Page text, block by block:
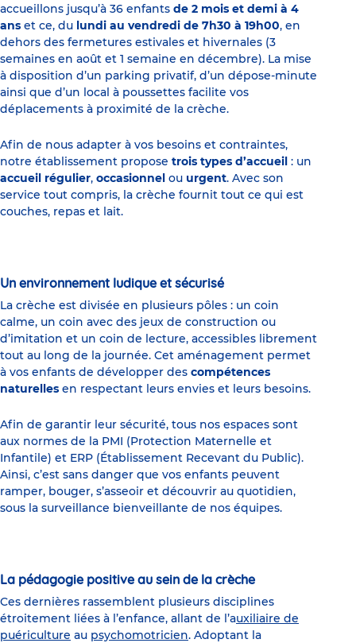
accueillons jusqu’à 36 enfants de 2 mois et demi à 4
ans et ce, du lundi au vendredi de 7h30 à 19h00, en
dehors des fermetures estivales et hivernales (3
semaines en août et 1 semaine en décembre). La mise
à disposition d’un parking privatif, d’un dépose-minute
ainsi que d’un local à poussettes facilite vos
déplacements à proximité de la crèche.
Afin de nous adapter à vos besoins et contraintes,
notre établissement propose trois types d’accueil : un
accueil régulier, occasionnel ou urgent. Avec son
service tout compris, la crèche fournit tout ce qui est
couches, repas et lait.
Un environnement ludique et sécurisé
La crèche est divisée en plusieurs pôles : un coin
calme, un coin avec des jeux de construction ou
d’imitation et un coin de lecture, accessibles librement
tout au long de la journée. Cet aménagement permet
à vos enfants de développer des compétences
naturelles en respectant leurs envies et leurs besoins.
Afin de garantir leur sécurité, tous nos espaces sont
aux normes de la PMI (Protection Maternelle et
Infantile) et ERP (Établissement Recevant du Public).
Ainsi, c’est sans danger que vos enfants peuvent
ramper, bouger, s’asseoir et découvrir au quotidien,
sous la surveillance bienveillante de nos équipes.
La pédagogie positive au sein de la crèche
Ces dernières rassemblent plusieurs disciplines
étroitement liées à l’enfance, allant de l’auxiliaire de
puériculture au psychomotricien. Adoptant la